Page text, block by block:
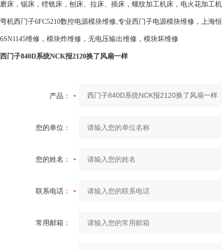
磨床，锯床，镗铣床，刨床、拉床、插床，螺纹加工机床，电火花加工
弯机西门子6FC5210数控电源模块维修,专业西门子电源模块维修，上
6SN1145维修，模块炸维修，无电压输出维修，模块坏维修
西门子840D系统NCK报2120换了风扇一样
产品：
您的单位：
您的姓名：
联系电话：
常用邮箱：